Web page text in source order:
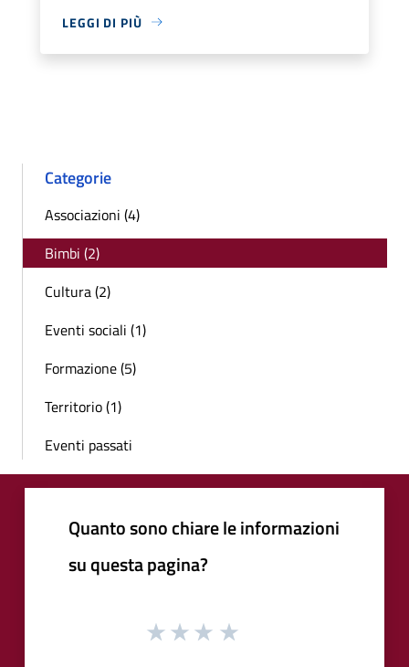
LEGGI DI PIÙ
Categorie
Associazioni (4)
Bimbi (2)
Cultura (2)
Eventi sociali (1)
Formazione (5)
Territorio (1)
Eventi passati
Quanto sono chiare le informazioni
su questa pagina?